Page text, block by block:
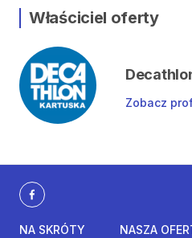
Właściciel oferty
Zobacz
NA SKRÓTY
NASZA